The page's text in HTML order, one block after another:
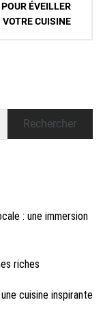
POUR ÉVEILLER
VOTRE CUISINE
: une immersion
riches
cuisine inspirante